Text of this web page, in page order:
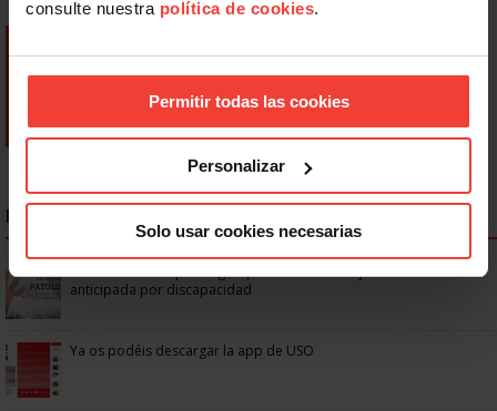
consulte nuestra política de cookies.
Permitir todas las cookies
Personalizar
Solo usar cookies necesarias
NOTICIAS MÁS LEÍDAS
Se actualizan las patologías para acceder a la jubilación
anticipada por discapacidad
Ya os podéis descargar la app de USO